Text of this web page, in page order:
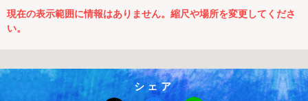
現在の表示範囲に情報はありません。縮尺や場所を変更してくださ
い。
シェア